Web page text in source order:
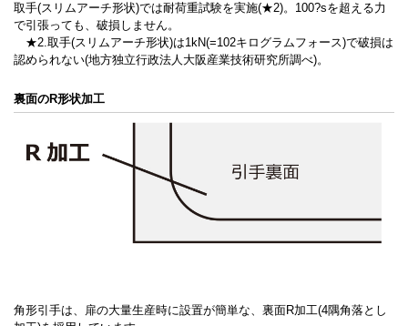
取手(スリムアーチ形状)では耐荷重試験を実施(★2)。100?sを超える力
で引張っても、破損しません。
★2.取手(スリムアーチ形状)は1kN(=102キログラムフォース)で破損は
認められない(地方独立行政法人大阪産業技術研究所調べ)。
裏面のR形状加工
角形引手は、扉の大量生産時に設置が簡単な、裏面R加工(4隅角落とし